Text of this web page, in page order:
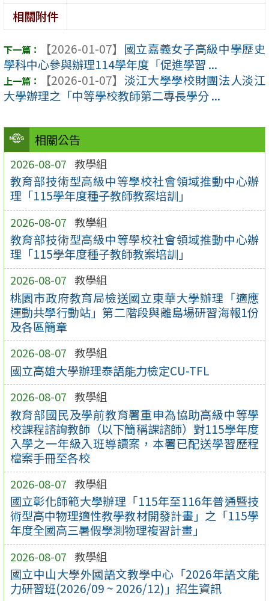
相關公告
2026-08-07 教學組
教育部技術型高級中等學校社會領域推動中心辦
理「115學年度種子教師教案培訓」
2026-08-07 教學組
教育部技術型高級中等學校社會領域推動中心辦
理「115學年度種子教師教案培訓」
2026-08-07 教學組
桃園市政府教育局檢送國立東華大學辦理「適應
運動共學行動站」第二階段與離島場研習海報1份
及各區簡章
2026-08-07 教學組
國立高雄大學辦理泰語能力檢定CU-TFL
2026-08-07 教學組
教育部國民及學前教育署重申為協助高級中等學
校課程諮詢教師（以下簡稱課諮師）對115學年度
入學之一年級入班導讀案，本署已配送學習歷程
檔案手冊至各校
2026-08-07 教學組
國立彰化師範大學辦理「115年至116年普通暨技
術型高中物理適性教學教材開發計畫」之「115學
年度全國高三暑假學測物理複習計畫」
2026-08-07 教學組
國立中山大學外國語文教學中心「2026年語文能
力研習班(2026/09 ~ 2026/12)」招生資訊
相關附件
【2026-01-07】 國立嘉義女子高級中學歷史
學科中心參與辦理114學年度「促進學習 ...
【2026-01-07】 淡江大學學校財團法人淡江
大學辦理之「中等學校教師第二專長學分 ...